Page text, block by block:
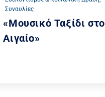
Συναυλίες
«Μουσικό Ταξίδι στο
Αιγαίο»